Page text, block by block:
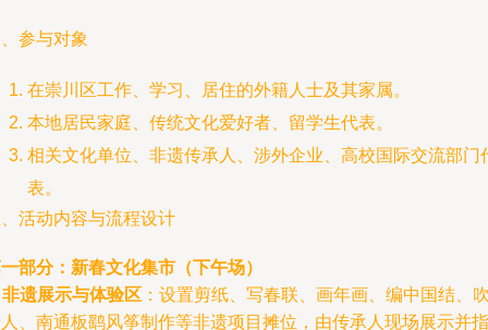
参与对象
在崇川区工作、学习、居住的外籍人士及其家属。
本地居民家庭、传统文化爱好者、留学生代表。
相关文化单位、非遗传承人、涉外企业、高校国际交流部门
表。
活动内容与流程设计
部分：新春文化集市（下午场）
非遗展示与体验区 ：设置剪纸、写春联、画年画、编中国结、
、南通板鹞风筝制作等非遗项目摊位，由传承人现场展示并指